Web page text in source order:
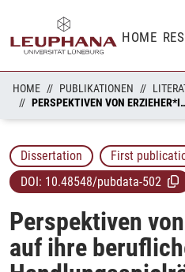
HOME
HOME PUBLIKATIONEN
PERSPEKTIVEN VON ERZIEHER*INNEN AUF IHRE
Dissertation
First
DOI: 10.48548/pubdata-502
Perspektiven
auf ihre